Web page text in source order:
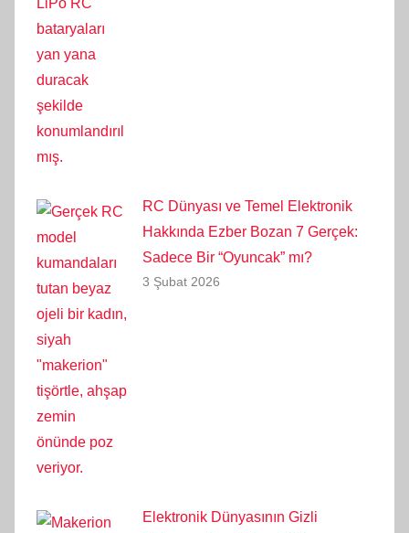
RC Dünyası ve Temel Elektronik
Hakkında Ezber Bozan 7 Gerçek:
Sadece Bir “Oyuncak” mı?
3 Şubat 2026
Elektronik Dünyasının Gizli